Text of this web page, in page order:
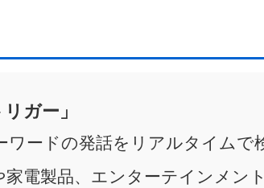
ガー」
ワードの発話をリアルタイム
電製品、エンターテインメン